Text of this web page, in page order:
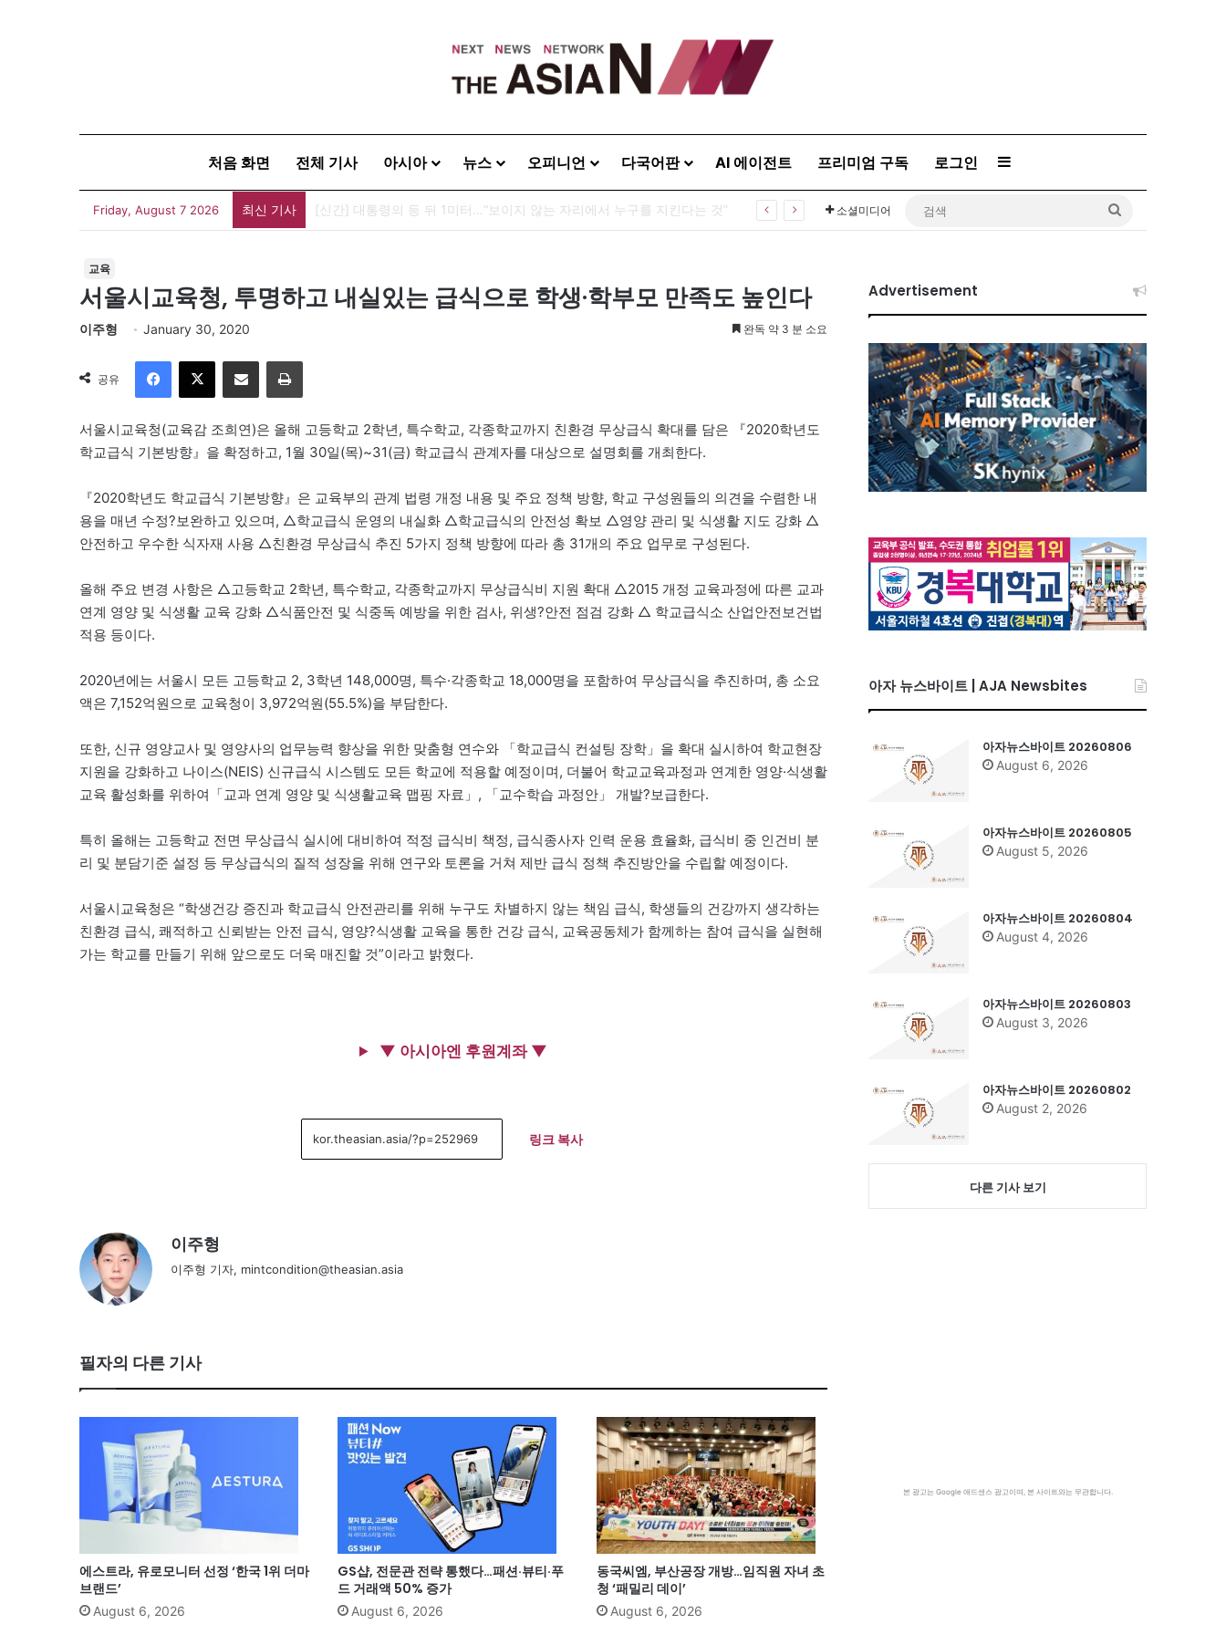
처음 화면 전체 기사 아시아 뉴스 오피니언 다국어판 AI 에이전트 프리미엄 구독 로그인 Sidebar
Friday, August 7 2026 최신 기사 세계 코리아타운, 한인 상권 넘어 한국문화의 광장으로 소셜미디어
교육
서울시교육청, 투명하고 내실있는 급식으로 학생·학부모 만족도 높인다
이주형 January 30, 2020 완독 약 3 분 소요
공유
이메일
서울시교육청(교육감 조희연)은 올해 고등학교 2학년, 특수학교, 각종학교까지 친환경 무상급식 확대를 담은 『2020학년도
학교급식 기본방향』을 확정하고, 1월 30일(목)~31(금) 학교급식 관계자를 대상으로 설명회를 개최한다.
『2020학년도 학교급식 기본방향』은 교육부의 관계 법령 개정 내용 및 주요 정책 방향, 학교 구성원들의 의견을 수렴한 내
용을 매년 수정?보완하고 있으며, △학교급식 운영의 내실화 △학교급식의 안전성 확보 △영양 관리 및 식생활 지도 강화 △
안전하고 우수한 식자재 사용 △친환경 무상급식 추진 5가지 정책 방향에 따라 총 31개의 주요 업무로 구성된다.
올해 주요 변경 사항은 △고등학교 2학년, 특수학교, 각종학교까지 무상급식비 지원 확대 △2015 개정 교육과정에 따른 교과
연계 영양 및 식생활 교육 강화 △식품안전 및 식중독 예방을 위한 검사, 위생?안전 점검 강화 △ 학교급식소 산업안전보건법
적용 등이다.
2020년에는 서울시 모든 고등학교 2, 3학년 148,000명, 특수·각종학교 18,000명을 포함하여 무상급식을 추진하며, 총 소요
액은 7,152억원으로 교육청이 3,972억원(55.5%)을 부담한다.
또한, 신규 영양교사 및 영양사의 업무능력 향상을 위한 맞춤형 연수와 「학교급식 컨설팅 장학」을 확대 실시하여 학교현장
지원을 강화하고 나이스(NEIS) 신규급식 시스템도 모든 학교에 적용할 예정이며, 더불어 학교교육과정과 연계한 영양·식생활
교육 활성화를 위하여「교과 연계 영양 및 식생활교육 맵핑 자료」, 「교수학습 과정안」 개발?보급한다.
특히 올해는 고등학교 전면 무상급식 실시에 대비하여 적정 급식비 책정, 급식종사자 인력 운용 효율화, 급식비 중 인건비 분
리 및 분담기준 설정 등 무상급식의 질적 성장을 위해 연구와 토론을 거쳐 제반 급식 정책 추진방안을 수립할 예정이다.
서울시교육청은 “학생건강 증진과 학교급식 안전관리를 위해 누구도 차별하지 않는 책임 급식, 학생들의 건강까지 생각하는
친환경 급식, 쾌적하고 신뢰받는 안전 급식, 영양?식생활 교육을 통한 건강 급식, 교육공동체가 함께하는 참여 급식을 실현해
가는 학교를 만들기 위해 앞으로도 더욱 매진할 것”이라고 밝혔다.
▼ 아시아엔 후원계좌 ▼
링크 복사
이주형
이주형 기자, mintcondition@theasian.asia
필자의 다른 기사
에스트라, 유로모니터 선정 ‘한국 1위 더마
브랜드’
August 6, 2026
GS샵, 전문관 전략 통했다…패션·뷰티·푸
드 거래액 50% 증가
August 6, 2026
동국씨엠, 부산공장 개방…임직원 자녀 초
청 ‘패밀리 데이’
August 6, 2026
Advertisement
아자 뉴스바이트 | AJA Newsbites
아자뉴스바이트 20260806
August 6, 2026
아자뉴스바이트 20260805
August 5, 2026
아자뉴스바이트 20260804
August 4, 2026
아자뉴스바이트 20260803
August 3, 2026
아자뉴스바이트 20260802
August 2, 2026
다른 기사 보기
본 광고는 Google 애드센스 광고이며, 본 사이트와는 무관합니다.